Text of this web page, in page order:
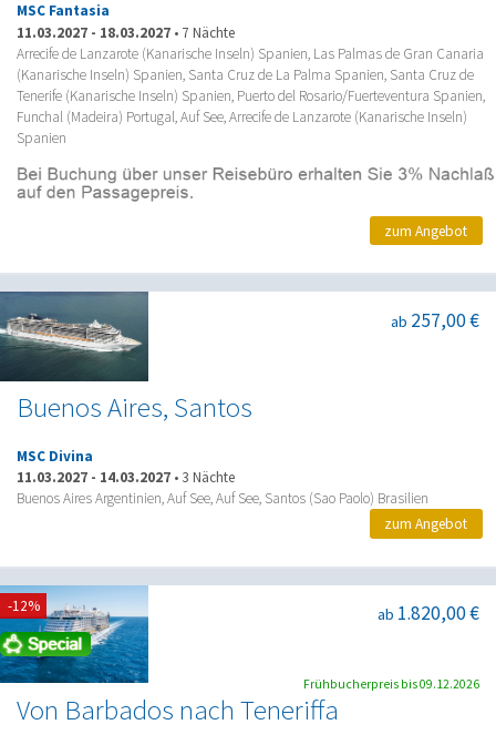
MSC Fantasia
11.03.2027 - 18.03.2027 • 7 Nächte
Arrecife de Lanzarote (Kanarische Inseln) Spanien, Las Palmas de Gran Canaria
(Kanarische Inseln) Spanien, Santa Cruz de La Palma Spanien, Santa Cruz de
Tenerife (Kanarische Inseln) Spanien, Puerto del Rosario/Fuerteventura Spanien,
Funchal (Madeira) Portugal, Auf See, Arrecife de Lanzarote (Kanarische Inseln)
Spanien
zum Angebot
Buenos Aires, Santos
ab 257,00 €
MSC Divina
11.03.2027 - 14.03.2027 • 3 Nächte
Buenos Aires Argentinien, Auf See, Auf See, Santos (Sao Paolo) Brasilien
zum Angebot
Von Barbados nach Teneriffa
ab 1.820,00 €
-12%
Frühbucherpreis bis 09.12.2026